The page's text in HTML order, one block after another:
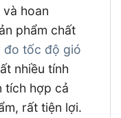
hoan
phẩm chất
đo tốc độ gió
nhiều tính
tích hợp cả
rất tiện lợi.